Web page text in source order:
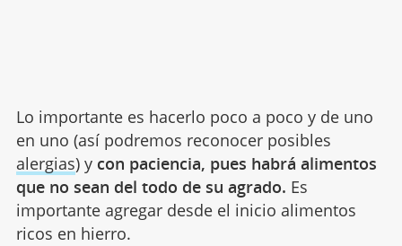
Lo importante es hacerlo poco a poco y de uno
en uno (así podremos reconocer posibles
alergias) ycon paciencia, pues habrá alimentos
que no sean del todo de su agrado. Es
importante agregar desde el inicio alimentos
ricos en hierro.